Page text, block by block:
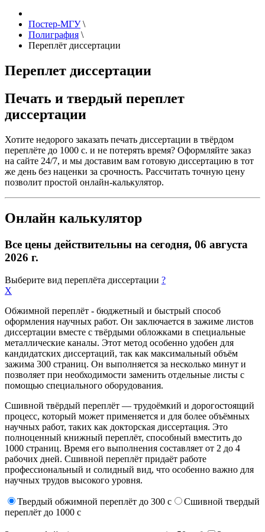
Постер-МГУ \
Полиграфия \
Переплёт диссертации
Переплет диссертации
Печать и твердый переплет
диссертации
Хотите недорого заказать печать диссертации в твёрдом
переплёте до 1000 с. и не потерять время? Оформляйте заказ
на сайте 24/7, и мы доставим вам готовую диссертацию в тот
же день без наценки за срочность. Рассчитать точную цену
позволит простой онлайн-калькулятор.
Онлайн калькулятор
Все цены действительны на сегодня, 06 августа
2026 г.
Выберите вид переплёта диссертации ?
X
Обжимной переплёт - бюджетный и быстрый способ
оформления научных работ. Он заключается в зажиме листов
диссертации вместе с твёрдыми обложками в специальные
металлические каналы. Этот метод особенно удобен для
кандидатских диссертаций, так как максимальный объём
зажима 300 страниц. Он выполняется за несколько минут и
позволяет при необходимости заменить отдельные листы с
помощью специального оборудования.
Сшивной твёрдый переплёт — трудоёмкий и дорогостоящий
процесс, который может применяется и для более объёмных
научных работ, таких как докторская диссертация. Это
полноценный книжный переплёт, способный вместить до
1000 страниц. Время его выполнения составляет от 2 до 4
рабочих дней. Сшивной переплёт придаёт работе
профессиональный и солидный вид, что особенно важно для
научных трудов высокого уровня.
Твердый обжимной переплёт до 300 с
Сшивной твердый
переплёт до 1000 с